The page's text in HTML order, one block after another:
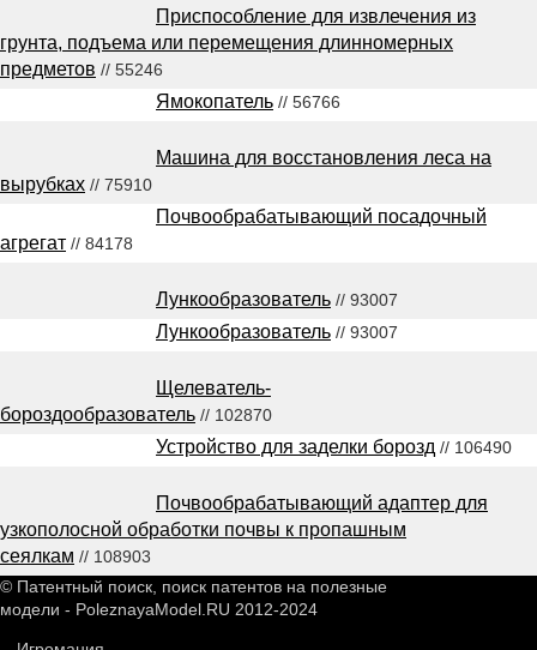
Приспособление для извлечения из
грунта, подъема или перемещения длинномерных
предметов // 55246
Ямокопатель // 56766
Машина для восстановления леса на
вырубках // 75910
Почвообрабатывающий посадочный
агрегат // 84178
Лункообразователь // 93007
Лункообразователь // 93007
Щелеватель-
бороздообразователь // 102870
Устройство для заделки борозд // 106490
Почвообрабатывающий адаптер для
узкополосной обработки почвы к пропашным
сеялкам // 108903
© Патентный поиск, поиск патентов на полезные
модели - PoleznayaModel.RU 2012-2024